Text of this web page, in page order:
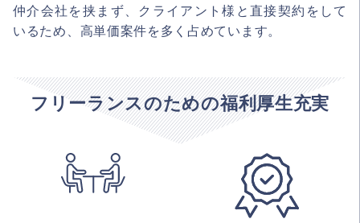
仲介会社を挟まず、クライアント様と直接契約をして
いるため、高単価案件を多く占めています。
フリーランスのための福利厚生充実